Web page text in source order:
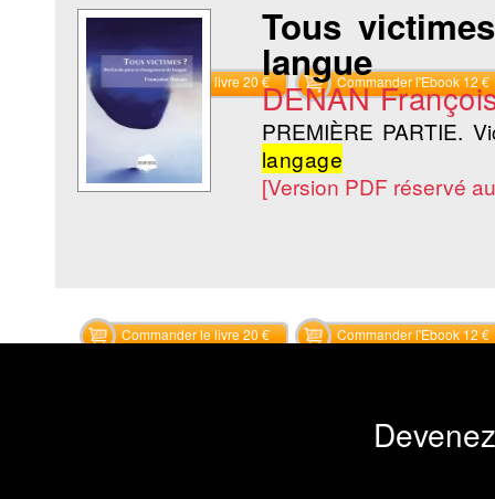
Commander le livre 20 € Commander l'Ebook 12 €
Tous
langue
DENAN
PREMIÈRE PARTIE.
langage
[Version PDF réservé
Commander le livre 20 € Commander l'Ebook 12 €